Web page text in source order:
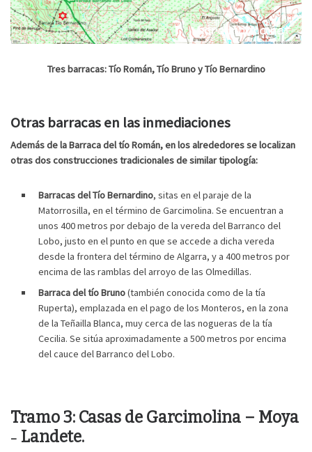
Tres barracas: Tío Román, Tío Bruno y Tío Bernardino
Otras barracas en las inmediaciones
Además de la Barraca del tío Román, en los alrededores se localizan
otras dos construcciones tradicionales de similar tipología:
Barracas del Tío Bernardino, sitas en el paraje de la
Matorrosilla, en el término de Garcimolina. Se encuentran a
unos 400 metros por debajo de la vereda del Barranco del
Lobo, justo en el punto en que se accede a dicha vereda
desde la frontera del término de Algarra, y a 400 metros por
encima de las ramblas del arroyo de las Olmedillas.
Barraca del tío Bruno(también conocida como de la tía
Ruperta), emplazada en el pago de los Monteros, en la zona
de la Teñailla Blanca, muy cerca de las nogueras de la tía
Cecilia. Se sitúa aproximadamente a 500 metros por encima
del cauce del Barranco del Lobo.
Tramo 3: Casas de Garcimolina – Moya
– Landete.